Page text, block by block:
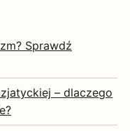
Sprawdź
– dlaczego